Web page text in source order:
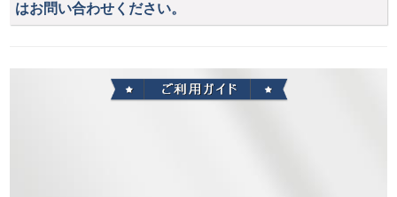
はお問い合わせください。